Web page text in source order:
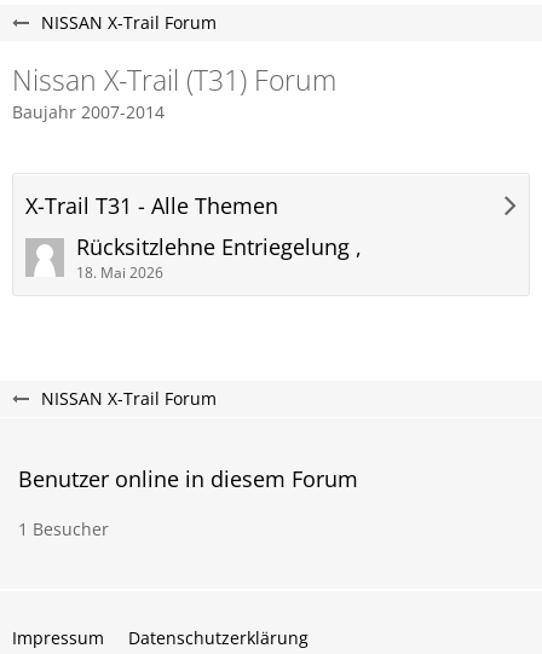
NISSAN X-Trail Forum
Nissan X-Trail (T31) Forum
Baujahr 2007-2014
X-Trail T31 - Alle Themen
Rücksitzlehne Entriegelung ,
18. Mai 2026
NISSAN X-Trail Forum
Benutzer online in diesem Forum
1 Besucher
Impressum Datenschutzerklärung